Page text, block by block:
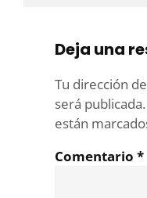
Deja una
Tu dirección
será publicada.
están
Comentario *